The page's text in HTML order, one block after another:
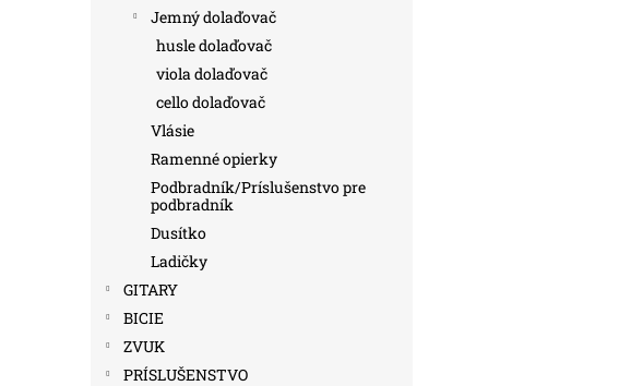
Jemný dolaďovač
husle dolaďovač
viola dolaďovač
cello dolaďovač
Vlásie
Ramenné opierky
Podbradník/Príslušenstvo pre
podbradník
Dusítko
Ladičky
GITARY
BICIE
ZVUK
PRÍSLUŠENSTVO